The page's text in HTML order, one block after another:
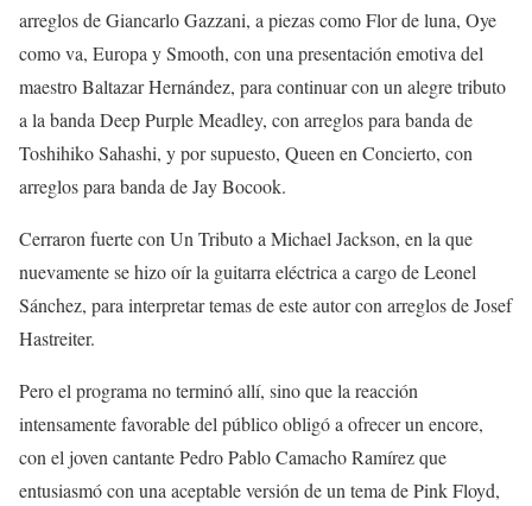
arreglos de GiancarloGazzani, a piezas comoFlor de luna, Oye
como va, Europa ySmooth, con una presentación emotiva del
maestro Baltazar Hernández, para continuar con un alegre tributo
a la banda DeepPurpleMeadley, con arreglospara banda de
ToshihikoSahashi, y por supuesto, Queen en Concierto, con
arreglos para banda deJayBocook.
Cerraron fuerte con Un Tributoa Michael Jackson, en la que
nuevamente se hizo oír la guitarra eléctrica a cargo deLeonel
Sánchez, para interpretar temas de este autor con arreglos deJosef
Hastreiter.
Pero el programa no terminó allí, sino que la reacción
intensamente favorable del público obligó a ofrecer un encore,
con el joven cantante Pedro Pablo Camacho Ramírez que
entusiasmó con una aceptable versión de un tema de Pink Floyd,